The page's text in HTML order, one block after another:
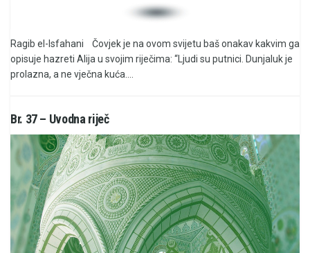
Ragib el-Isfahani Čovjek je na ovom svijetu baš onakav kakvim ga
opisuje hazreti Alija u svojim riječima: “Ljudi su putnici. Dunjaluk je
prolazna, a ne vječna kuća....
Br. 37 – Uvodna riječ